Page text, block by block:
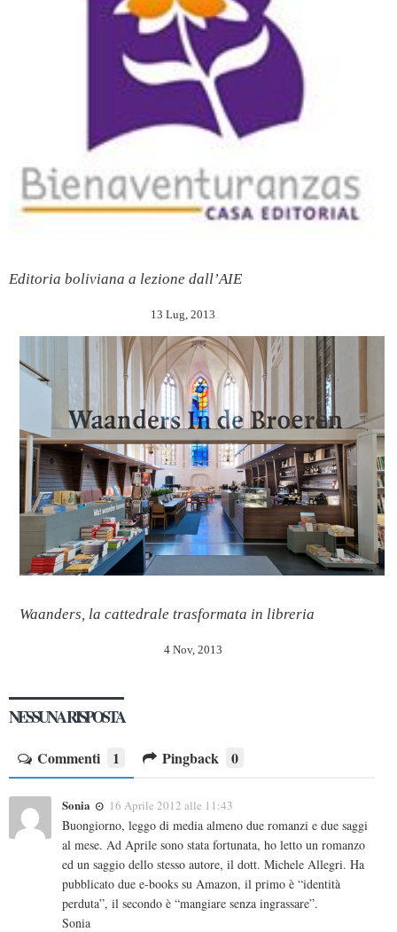
Editoria boliviana a lezione dall’AIE
13 Lug, 2013
Waanders, la cattedrale trasformata in libreria
4 Nov, 2013
NESSUNA RISPOSTA
Commenti 1 Pingback 0
Sonia 16 Aprile 2012 alle 11:43
Buongiorno, leggo di media almeno due romanzi e due saggi
al mese. Ad Aprile sono stata fortunata, ho letto un romanzo
ed un saggio dello stesso autore, il dott. Michele Allegri. Ha
pubblicato due e-books su Amazon, il primo è “identità
perduta”, il secondo è “mangiare senza ingrassare”.
Sonia